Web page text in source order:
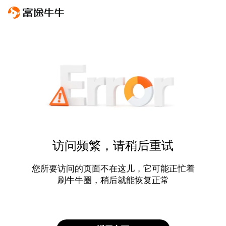
访问频繁，请稍后重试
您所要访问的页面不在这儿，它可能正忙着
刷牛牛圈，稍后就能恢复正常